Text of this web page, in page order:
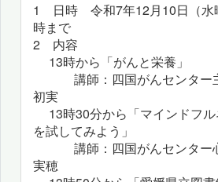
1 日時 令和7年12月10日（水
時まで
2 内容
13時から「がんと栄養」
講師：四国がんセンター
初実
13時30分から「マインドフ
を試してみよう」
講師：四国がんセンター
実穂